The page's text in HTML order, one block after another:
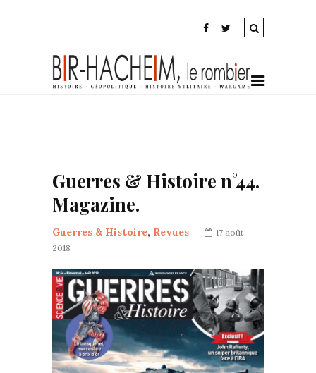
Guerres & Histoire n°44.
Magazine.
Guerres & Histoire, Revues
17 août
2018